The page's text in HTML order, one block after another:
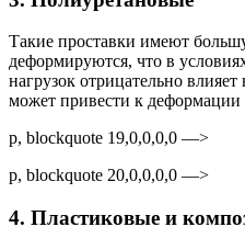
Такие проставки имеют
деформируются, что в
нагрузок отрицательно
может привести к деформации
p, blockquote 19,0,0,0,0 —>
p, blockquote 20,0,0,0,0 —>
4. Пластиковые и